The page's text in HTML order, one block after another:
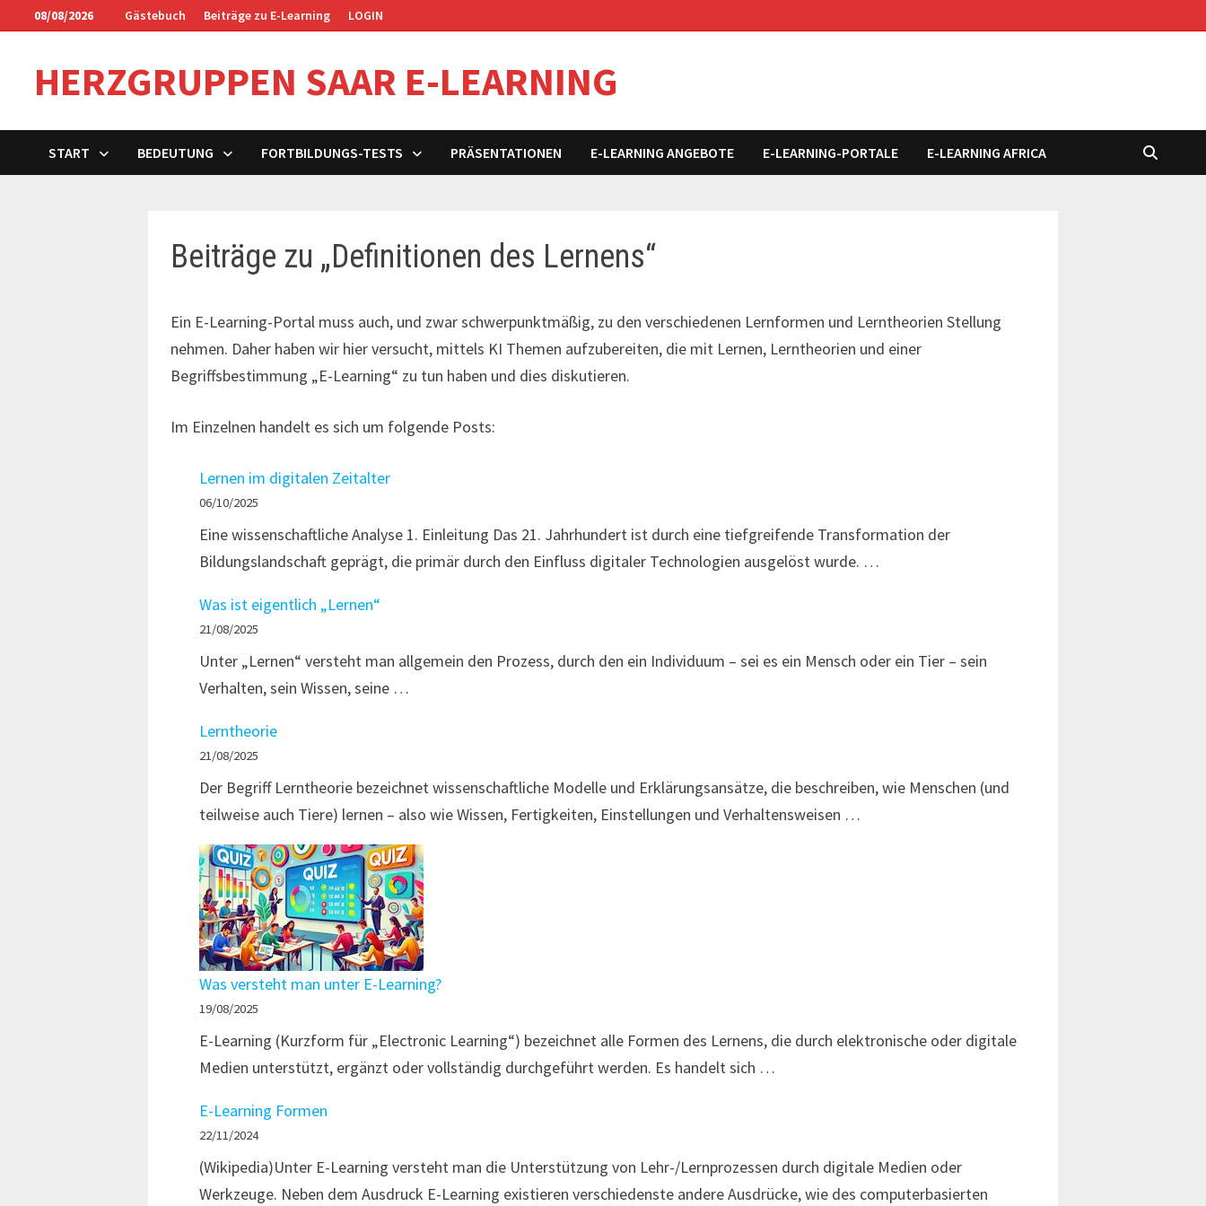
Inhalt
08/08/2026 Gästebuch Beiträge zu E-Learning LOGIN
HERZGRUPPEN SAAR E-LEARNING
START BEDEUTUNG FORTBILDUNGS-TESTS PRÄSENTATIONEN E-LEARNING ANGEBOTE E-LEARNING-PORTALE E-LEARNING AFRICA
Beiträge zu „Definitionen des Lernens“
Ein E-Learning-Portal muss auch, und zwar schwerpunktmäßig, zu den verschiedenen Lernformen und Lerntheorien Stellung
nehmen. Daher haben wir hier versucht, mittels KI Themen aufzubereiten, die mit Lernen, Lerntheorien und einer
Begriffsbestimmung „E-Learning“ zu tun haben und dies diskutieren.
Im Einzelnen handelt es sich um folgende Posts:
Lernen im digitalen Zeitalter
06/10/2025
Eine wissenschaftliche Analyse 1. Einleitung Das 21. Jahrhundert ist durch eine tiefgreifende Transformation der
Bildungslandschaft geprägt, die primär durch den Einfluss digitaler Technologien ausgelöst wurde. …
Was ist eigentlich „Lernen“
21/08/2025
Unter „Lernen“ versteht man allgemein den Prozess, durch den ein Individuum – sei es ein Mensch oder ein Tier – sein
Verhalten, sein Wissen, seine …
Lerntheorie
21/08/2025
Der Begriff Lerntheorie bezeichnet wissenschaftliche Modelle und Erklärungsansätze, die beschreiben, wie Menschen (und
teilweise auch Tiere) lernen – also wie Wissen, Fertigkeiten, Einstellungen und Verhaltensweisen …
Was versteht man unter E-Learning?
19/08/2025
E-Learning (Kurzform für „Electronic Learning“) bezeichnet alle Formen des Lernens, die durch elektronische oder digitale
Medien unterstützt, ergänzt oder vollständig durchgeführt werden. Es handelt sich …
E-Learning Formen
22/11/2024
(Wikipedia)Unter E-Learning versteht man die Unterstützung von Lehr-/Lernprozessen durch digitale Medien oder
Werkzeuge. Neben dem Ausdruck E-Learning existieren verschiedenste andere Ausdrücke, wie des computerbasierten